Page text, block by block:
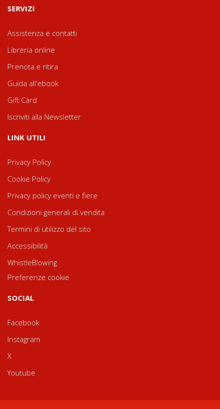
SERVIZI
Assistenza e contatti
Libreria online
Prenota e ritira
Guida all'ebook
Gift Card
Iscriviti alla Newsletter
LINK UTILI
Privacy Policy
Cookie Policy
Privacy policy eventi e fiere
Condizioni generali di vendita
Termini di utilizzo del sito
Accessibilità
WhistleBlowing
Preferenze cookie
SOCIAL
Facebook
Instagram
X
Youtube